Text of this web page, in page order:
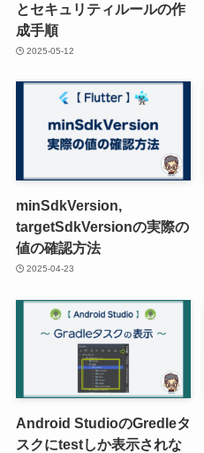
とセキュリティルールの作
成手順
2025-05-12
minSdkVersion,
targetSdkVersionの実際の
値の確認方法
2025-04-23
Android StudioのGredleタ
スクにtestしか表示されな